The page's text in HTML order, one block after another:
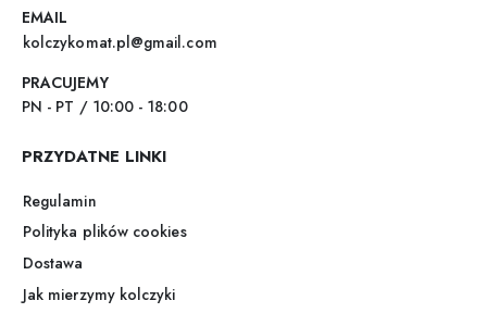
EMAIL
kolczykomat.pl@gmail.com
PRACUJEMY
PN - PT / 10:00 - 18:00
PRZYDATNE LINKI
Regulamin
Polityka plików cookies
Dostawa
Jak mierzymy kolczyki